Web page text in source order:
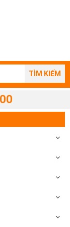
TÌM KIẾM